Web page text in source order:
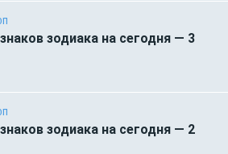
зодиака на сегодня — 3
зодиака на сегодня — 2